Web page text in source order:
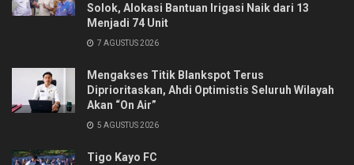
Solok, Alokasi Bantuan Irigasi Naik dari 13
Menjadi 74 Unit
7 AGUSTUS 2026
Mengakses Titik Blankspot Terus
Diprioritaskan, Ahdi Optimistis Seluruh Wilayah
Akan “On Air”
5 AGUSTUS 2026
Tigo Kayo FC